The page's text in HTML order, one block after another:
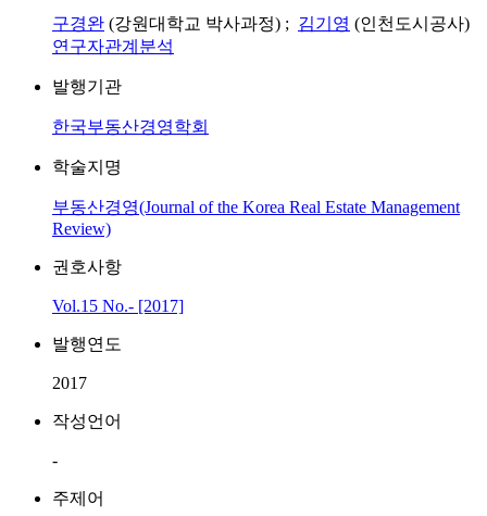
구경완 (강원대학교 박사과정) ; 김기영 (인천도시공사)
연구자관계분석
발행기관
한국부동산경영학회
학술지명
부동산경영(Journal of the Korea Real Estate Management
Review)
권호사항
Vol.15 No.- [2017]
발행연도
2017
작성언어
-
주제어